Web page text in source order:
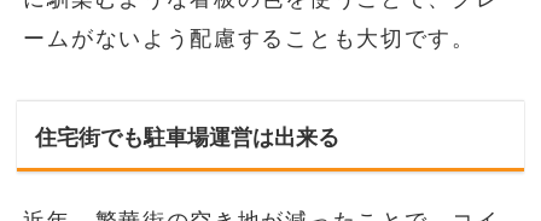
ームがないよう配慮することも大切です。
住宅街でも駐車場運営は出来る